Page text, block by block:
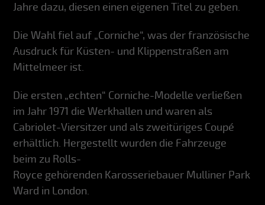
Jahre dazu, diesen einen eigenen Titel zu geben.
Die Wahl fiel auf „Corniche“, was der französische
Ausdruck für Küsten- und Klippenstraßen am
Mittelmeer ist.
Die ersten „echten“ Corniche-Modelle verließen
im Jahr 1971 die Werkhallen und waren als
Cabriolet-Viersitzer und als zweitüriges Coupé
erhältlich. Hergestellt wurden die Fahrzeuge
beim zu Rolls-
Royce gehörenden Karosseriebauer Mulliner Park
Ward in London.